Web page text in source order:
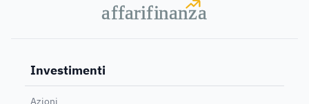
affarifinanza
affarifinanza
Investimenti
Azioni